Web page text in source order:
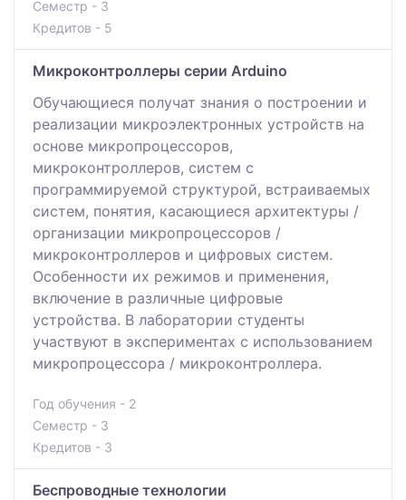
Семестр - 3
Кредитов - 5
Микроконтроллеры серии Arduino
Обучающиеся получат знания о построении и
реализации микроэлектронных устройств на
основе микропроцессоров,
микроконтроллеров, систем с
программируемой структурой, встраиваемых
систем, понятия, касающиеся архитектуры /
организации микропроцессоров /
микроконтроллеров и цифровых систем.
Особенности их режимов и применения,
включение в различные цифровые
устройства. В лаборатории студенты
участвуют в экспериментах с использованием
микропроцессора / микроконтроллера.
Год обучения - 2
Семестр - 3
Кредитов - 3
Беспроводные технологии